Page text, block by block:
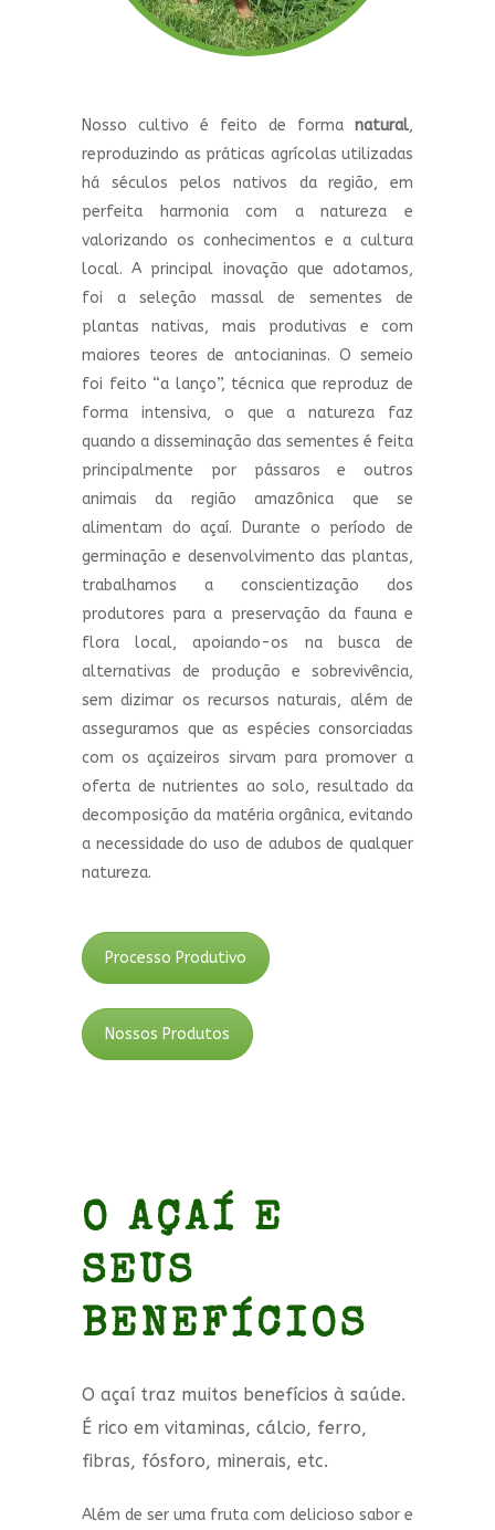
Nosso cultivo é feito de forma natural,
reproduzindo as práticas agrícolas utilizadas
há séculos pelos nativos da região, em
perfeita harmonia com a natureza e
valorizando os conhecimentos e a cultura
local. A principal inovação que adotamos,
foi a seleção massal de sementes de
plantas nativas, mais produtivas e com
maiores teores de antocianinas. O semeio
foi feito “a lanço”, técnica que reproduz de
forma intensiva, o que a natureza faz
quando a disseminação das sementes é feita
principalmente por pássaros e outros
animais da região amazônica que se
alimentam do açaí. Durante o período de
germinação e desenvolvimento das plantas,
trabalhamos a conscientização dos
produtores para a preservação da fauna e
flora local, apoiando-os na busca de
alternativas de produção e sobrevivência,
sem dizimar os recursos naturais, além de
asseguramos que as espécies consorciadas
com os açaizeiros sirvam para promover a
oferta de nutrientes ao solo, resultado da
decomposição da matéria orgânica, evitando
a necessidade do uso de adubos de qualquer
natureza.
Processo Produtivo
Nossos Produtos
O AÇAÍ E
SEUS
BENEFÍCIOS
O açaí traz muitos benefícios à saúde.
É rico em vitaminas, cálcio, ferro,
fibras, fósforo, minerais, etc.
Além de ser uma fruta com delicioso sabor e